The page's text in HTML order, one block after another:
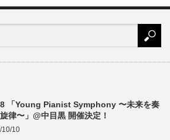
「Young Pianist Symphony 〜未来を奏
律〜」@中目黒 開催決定！
10/10